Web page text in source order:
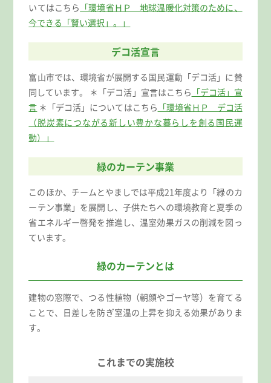
いてはこちら 「環境省ＨＰ 地球温暖化対策のために、
今できる「賢い選択」。」
デコ活宣言
富山市では、環境省が展開する国民運動「デコ活」に賛
同しています。 ＊「デコ活」宣言はこちら 「デコ活」宣
言 ＊「デコ活」についてはこちら 「環境省ＨＰ デコ活
（脱炭素につながる新しい豊かな暮らしを創る国民運
動）」
緑のカーテン事業
このほか、チームとやましでは平成21年度より「緑のカ
ーテン事業」を展開し、子供たちへの環境教育と夏季の
省エネルギー啓発を推進し、温室効果ガスの削減を図っ
ています。
緑のカーテンとは
建物の窓際で、つる性植物（朝顔やゴーヤ等）を育てる
ことで、日差しを防ぎ室温の上昇を抑える効果がありま
す。
これまでの実施校